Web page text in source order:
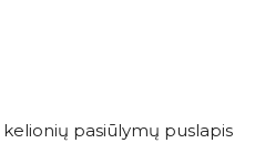
pasiūlymų puslapis